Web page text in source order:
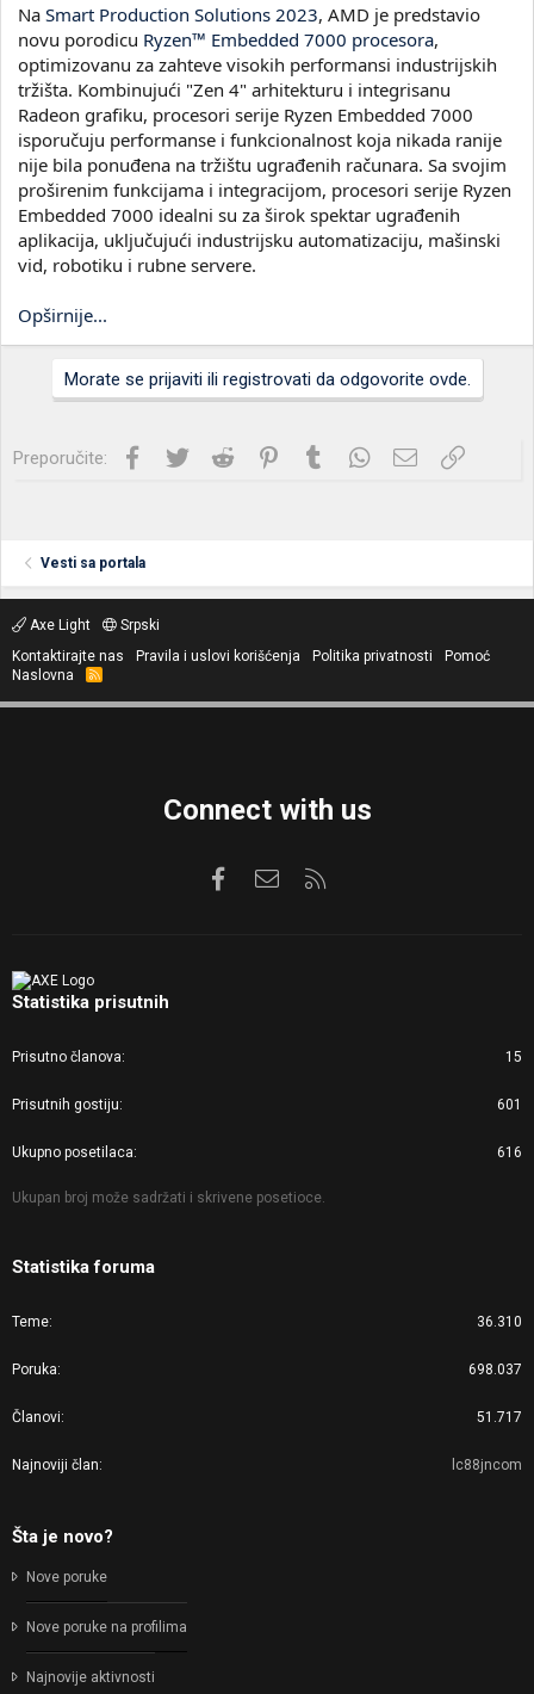
Na Smart Production Solutions 2023, AMD je predstavio
novu porodicu Ryzen™ Embedded 7000 procesora,
optimizovanu za zahteve visokih performansi industrijskih
tržišta. Kombinujući "Zen 4" arhitekturu i integrisanu
Radeon grafiku, procesori serije Ryzen Embedded 7000
isporučuju performanse i funkcionalnost koja nikada ranije
nije bila ponuđena na tržištu ugrađenih računara. Sa svojim
proširenim funkcijama i integracijom, procesori serije Ryzen
Embedded 7000 idealni su za širok spektar ugrađenih
aplikacija, uključujući industrijsku automatizaciju, mašinski
vid, robotiku i rubne servere.
Opširnije...
Morate se prijaviti ili registrovati da odgovorite ovde.
Preporučite: Facebook
Twitter Reddit PinterestTumblrWhatsApp
Imejl Link
Vesti sa portala
Axe Light
Srpski
Kontaktirajte nas
Pravila i uslovi korišćenja Politika privatnosti
Pomoć
Naslovna
R
S
Connect with us
FacebookKontaktirajte nas
Statistika prisutnih
Prisutno članova 15
Prisutnih gostiju 601
Ukupno posetilaca 616
Ukupan broj može sadržati i skrivene posetioce.
Statistika foruma
Teme 36.310
Poruka 698.037
Članovi 51.717
Najnoviji član lc88jncom
Šta je novo?
Nove poruke
Nove poruke na profilima
Najnovije aktivnosti